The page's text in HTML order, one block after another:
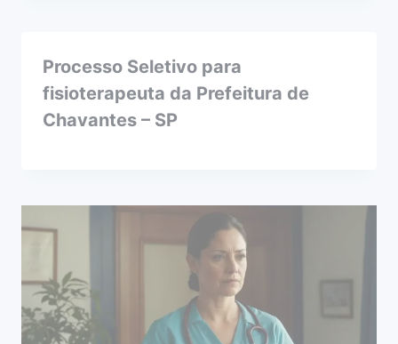
Processo Seletivo para
fisioterapeuta da Prefeitura de
Chavantes – SP